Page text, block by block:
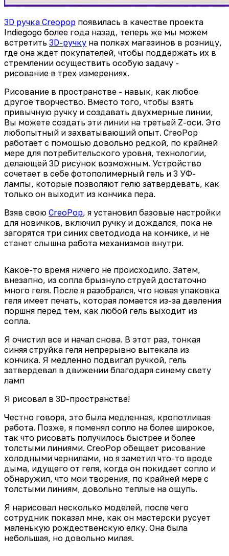
3D ручка Creopop появилась в качестве проекта
Indiegogo более года назад, теперь же мы можем
встретить 3D-ручку на полках магазинов в розницу,
где она ждет покупателей, чтобы поддержать их в
стремлении осуществить особую задачу -
рисование в трех измерениях.
Рисование в пространстве - навык, как любое
другое творчество. Вместо того, чтобы взять
привычную ручку и создавать двухмерные линии,
Вы можете создать эти линии на третьей Z-оси. Это
любопытный и захватывающий опыт. CreoPop
работает с помощью довольно редкой, по крайней
мере для потребительского уровня, технологии,
делающей 3D рисунок возможным. Устройство
сочетает в себе фотополимерный гель и 3 УФ-
лампы, которые позволяют гелю затвердевать, как
только он выходит из кончика пера.
Взяв свою CreoPop, я установил базовые настройки
для новичков, включил ручку и дождался, пока не
загорятся три синих светодиода на кончике, и не
станет слышна работа механизмов внутри.
Какое-то время ничего не происходило. Затем,
внезапно, из сопла брызнуло струей достаточно
много геля. После я разобрался, что новая упаковка
геля имеет печать, которая ломается из-за давления
поршня перед тем, как любой гель выходит из
сопла.
Я очистил все и начал снова. В этот раз, тонкая
синяя струйка геля непрерывно вытекала из
кончика. Я медленно подвигал ручкой, гель
затвердевал в движении благодаря синему свету
ламп
Я рисовал в 3D-пространстве!
Честно говоря, это была медленная, кропотливая
работа. Позже, я поменял сопло на более широкое,
так что рисовать получилось быстрее и более
толстыми линиями. CreoPop обещает рисование
холодными чернилами, но я заметил что-то вроде
дыма, идущего от геля, когда он покидает сопло и
обнаружил, что мои творения, по крайней мере с
толстыми линиям, довольно теплые на ощупь.
Я нарисовал несколько моделей, после чего
сотрудник показал мне, как он мастерски русует
маленькую рождественскую елку. Она была
небольшая, но довольно милая.